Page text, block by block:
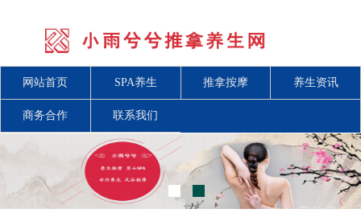
网站首页 SPA养生 推拿按摩 养生资讯
商务合作 联系我们